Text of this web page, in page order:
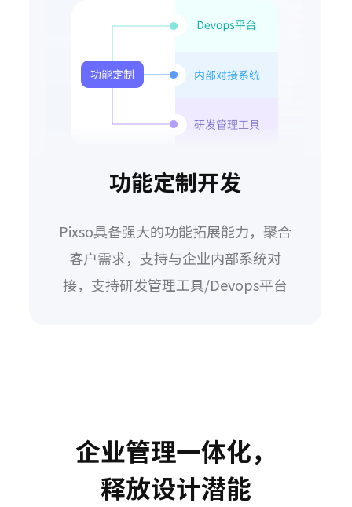
功能定制开发
Pixso具备强大的功能拓展能力，聚合
客户需求，支持与企业内部系统对
接，支持研发管理工具/Devops平台
企业管理一体化，
释放设计潜能